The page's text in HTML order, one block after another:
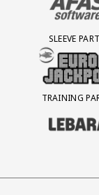
SLEEVE
BEZOEK ONZE
TRAINING
BEZOEK